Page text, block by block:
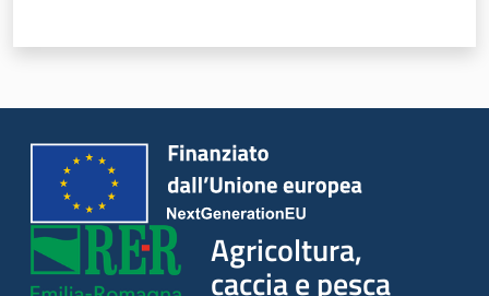
Agricoltura,
caccia e pesca